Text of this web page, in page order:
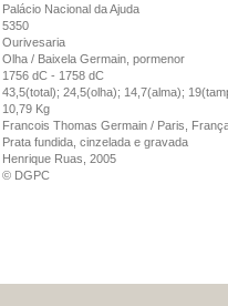
Palácio Nacional da Ajuda
5350
Ourivesaria
Olha / Baixela Germain, pormenor
1756 dC - 1758 dC
43,5(total); 24,5(olha); 14,7(alma);
10,79 Kg
Francois Thomas Germain / Paris,
Prata fundida, cinzelada e gravada
Henrique Ruas, 2005
© DGPC